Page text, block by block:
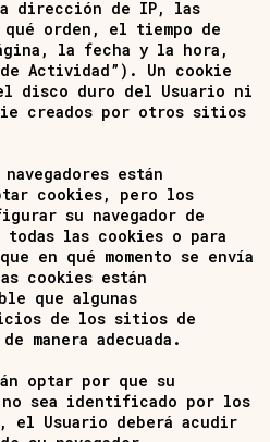
dirección de IP, las
orden, el tiempo de
la fecha y la hora,
Actividad”). Un cookie
disco duro del Usuario ni
creados por otros sitios
están
cookies, pero los
su navegador de
las cookies o para
en qué momento se envía
cookies están
que algunas
de los sitios de
manera adecuada.
optar por que su
sea identificado por los
el Usuario deberá acudir